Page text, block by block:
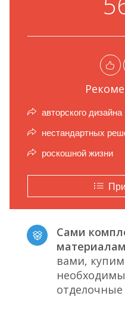
авторского дизайна
нестандартных
роскошной жизни
Сами
вами,